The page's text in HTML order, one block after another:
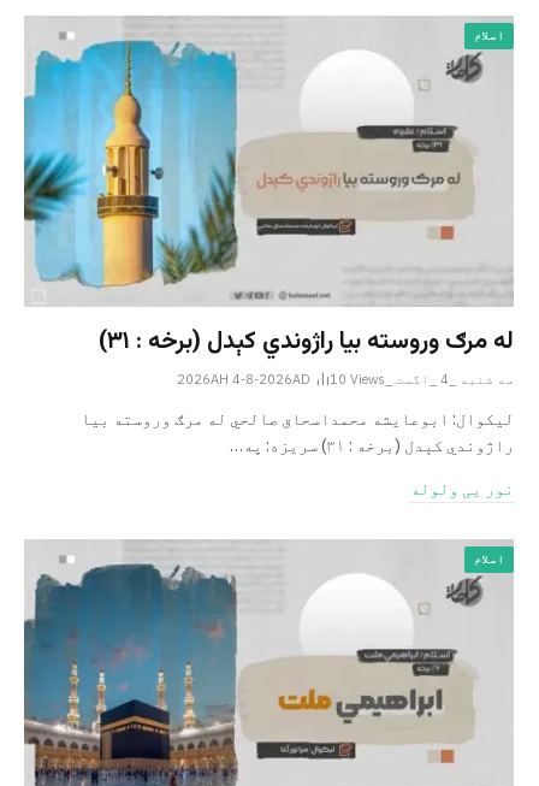
اسلام
له مرګ وروسته بیا راژوندي کېدل (برخه : ۳۱)
سه شنبه _4 _اگست _2026AH 4-8-2026AD 10 Views
لیکوال: ابوعایشه محمداسحاق صالحي له مرګ وروسته بیا
راژوندي کېدل (برخه : ۳۱) سریزه: په…
نور یی ولوله
اسلام